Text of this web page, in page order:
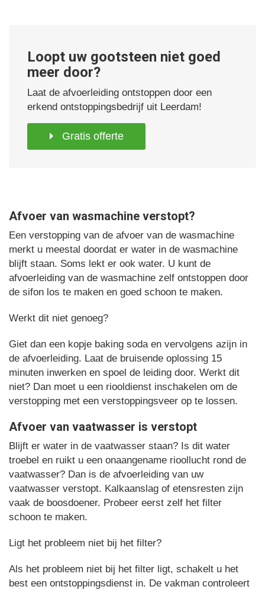
Loopt uw gootsteen niet goed
meer door?
Laat de afvoerleiding ontstoppen door een
erkend ontstoppingsbedrijf uit Leerdam!
Gratis offerte
Afvoer van wasmachine verstopt?
Een verstopping van de afvoer van de wasmachine
merkt u meestal doordat er water in de wasmachine
blijft staan. Soms lekt er ook water. U kunt de
afvoerleiding van de wasmachine zelf ontstoppen door
de sifon los te maken en goed schoon te maken.
Werkt dit niet genoeg?
Giet dan een kopje baking soda en vervolgens azijn in
de afvoerleiding. Laat de bruisende oplossing 15
minuten inwerken en spoel de leiding door. Werkt dit
niet? Dan moet u een riooldienst inschakelen om de
verstopping met een verstoppingsveer op te lossen.
Afvoer van vaatwasser is verstopt
Blijft er water in de vaatwasser staan? Is dit water
troebel en ruikt u een onaangename rioollucht rond de
vaatwasser? Dan is de afvoerleiding van uw
vaatwasser verstopt. Kalkaanslag of etensresten zijn
vaak de boosdoener. Probeer eerst zelf het filter
schoon te maken.
Ligt het probleem niet bij het filter?
Als het probleem niet bij het filter ligt, schakelt u het
best een ontstoppingsdienst in. De vakman controleert